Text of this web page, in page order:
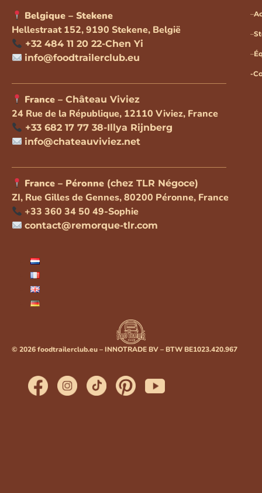
Belgique – Stekene
Hellestraat 152, 9190 Stekene, België
+32 484 11 20 22-Chen Yi
info@foodtrailerclub.eu
France –Château Viviez
24 Rue de la République, 12110 Viviez, France
+33 682 17 77 38-Illya Rijnberg
info@chateauviviez.net
France – Péronne (chez TLR Négoce)
ZI, Rue Gilles de Gennes, 80200 Péronne, France
+33 360 34 50 49-Sophie
contact@remorque-tlr.com
–
–
–
-
© 2026 foodtrailerclub.eu – INNOTRADE BV – BTW BE1023.420.967